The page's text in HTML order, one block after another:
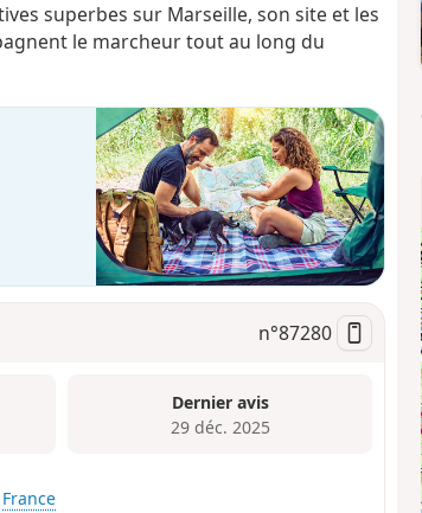
superbes sur Marseille, son site et les
le marcheur tout au long du
n°87280
Dernier avis
29 déc. 2025
France